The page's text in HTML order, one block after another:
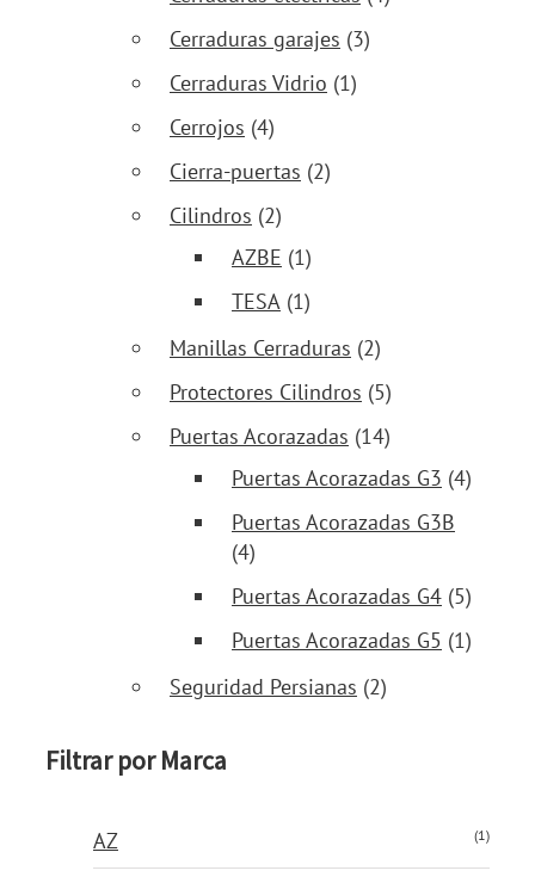
Cerraduras garajes (3)
Cerraduras Vidrio (1)
Cerrojos (4)
Cierra-puertas (2)
Cilindros (2)
AZBE (1)
TESA (1)
Manillas Cerraduras (2)
Protectores Cilindros (5)
Puertas Acorazadas (14)
Puertas Acorazadas G3 (4)
Puertas Acorazadas G3B
(4)
Puertas Acorazadas G4 (5)
Puertas Acorazadas G5 (1)
Seguridad Persianas (2)
Filtrar por Marca
AZ (1)